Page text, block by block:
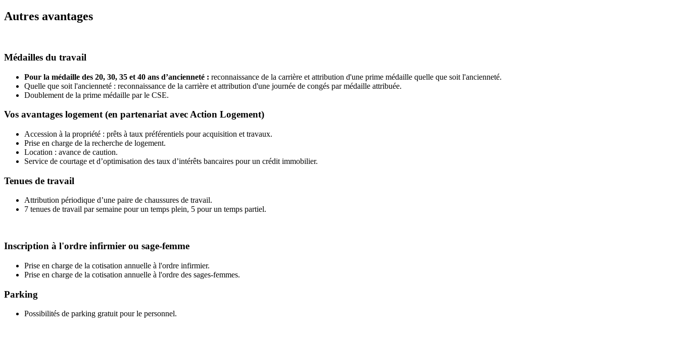
Autres avantages
Médailles du travail
Pour la médaille des 20, 30, 35 et 40 ans d’ancienneté : reconnaissance de la carrière et attribution d'une prime médaille quelle que soit l'ancienneté.
Quelle que soit l'ancienneté : reconnaissance de la carrière et attribution d'une journée de congés par médaille attribuée.
Doublement de la prime médaille par le CSE.
Vos avantages logement (en partenariat avec Action Logement)
Accession à la propriété : prêts à taux préférentiels pour acquisition et travaux.
Prise en charge de la recherche de logement.
Location : avance de caution.
Service de courtage et d’optimisation des taux d’intérêts bancaires pour un crédit immobilier.
Tenues de travail
Attribution périodique d’une paire de chaussures de travail.
7 tenues de travail par semaine pour un temps plein, 5 pour un temps partiel.
Inscription à l'ordre infirmier ou sage-femme
Prise en charge de la cotisation annuelle à l'ordre infirmier.
Prise en charge de la cotisation annuelle à l'ordre des sages-femmes.
Parking
Possibilités de parking gratuit pour le personnel.